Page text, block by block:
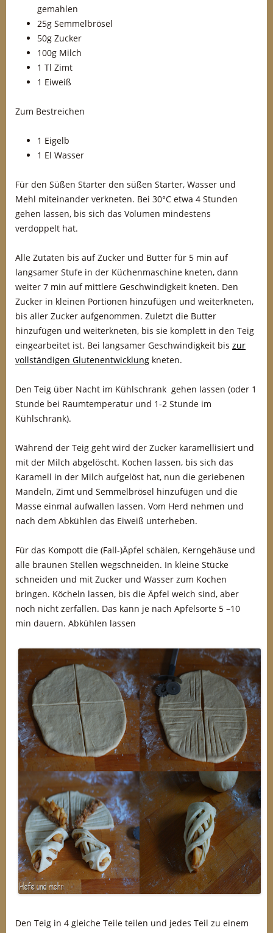
gemahlen
25g Semmelbrösel
50g Zucker
100g Milch
1 Tl Zimt
1 Eiweiß
Zum Bestreichen
1 Eigelb
1 El Wasser
Für den Süßen Starter den süßen Starter, Wasser und
Mehl miteinander verkneten. Bei 30°C etwa 4 Stunden
gehen lassen, bis sich das Volumen mindestens
verdoppelt hat.
Alle Zutaten bis auf Zucker und Butter für 5 min auf
langsamer Stufe in der Küchenmaschine kneten, dann
weiter 7 min auf mittlere Geschwindigkeit kneten. Den
Zucker in kleinen Portionen hinzufügen und weiterkneten,
bis aller Zucker aufgenommen. Zuletzt die Butter
hinzufügen und weiterkneten, bis sie komplett in den Teig
eingearbeitet ist. Bei langsamer Geschwindigkeit bis zur
vollständigen Glutenentwicklung kneten.
Den Teig über Nacht im Kühlschrank gehen lassen (oder 1
Stunde bei Raumtemperatur und 1-2 Stunde im
Kühlschrank).
Während der Teig geht wird der Zucker karamellisiert und
mit der Milch abgelöscht. Kochen lassen, bis sich das
Karamell in der Milch aufgelöst hat, nun die geriebenen
Mandeln, Zimt und Semmelbrösel hinzufügen und die
Masse einmal aufwallen lassen. Vom Herd nehmen und
nach dem Abkühlen das Eiweiß unterheben.
Für das Kompott die (Fall-)Äpfel schälen, Kerngehäuse und
alle braunen Stellen wegschneiden. In kleine Stücke
schneiden und mit Zucker und Wasser zum Kochen
bringen. Köcheln lassen, bis die Äpfel weich sind, aber
noch nicht zerfallen. Das kann je nach Apfelsorte 5 –10
min dauern. Abkühlen lassen
Den Teig in 4 gleiche Teile teilen und jedes Teil zu einem